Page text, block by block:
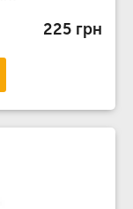
225 грн